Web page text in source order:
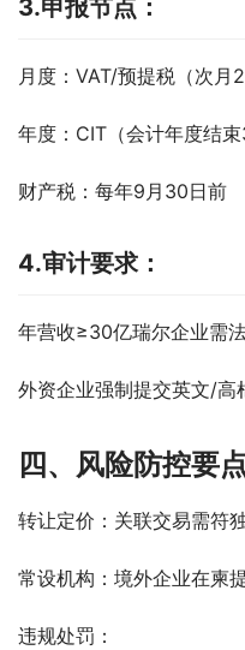
3.申报节点：
月度：VAT/预提税（次月
年度：CIT（会计年度结束
财产税：每年9月30日前
4.审计要求：
年营收≥30亿瑞尔企业需
外资企业强制提交英文/高
四、风险防控要
转让定价：关联交易需符
常设机构：境外企业在柬
违规处罚：